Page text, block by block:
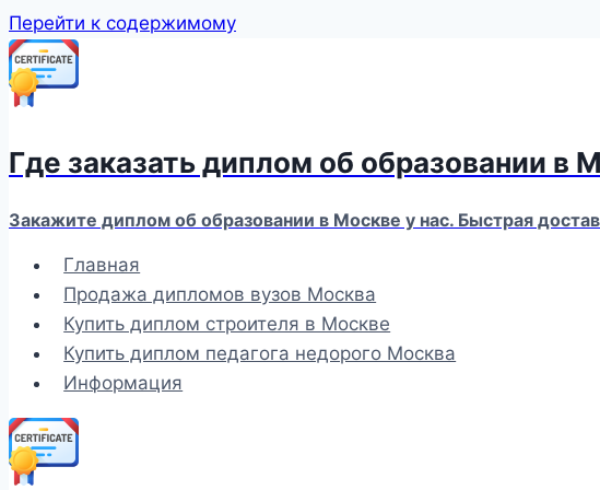
Перейти к содержимому
Где заказать диплом об образовании в
Закажите диплом об образовании в Москве у нас. Быстрая
Главная
Продажа дипломов вузов Москва
Купить диплом строителя в Москве
Купить диплом педагога недорого Москва
Информация